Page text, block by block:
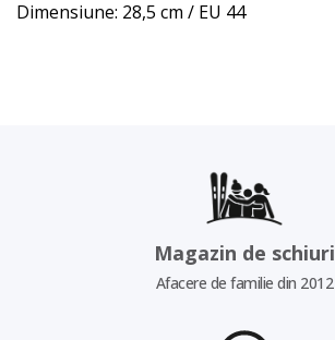
Dimensiune: 28,5 cm / EU 44
Magazin de schiuri
Afacere de familie din 2012